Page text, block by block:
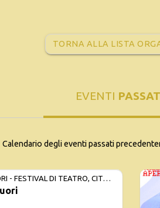
TORNA ALLA LISTA
EVENTI
Calendario degli eventi passati
- FESTIVAL DI TEATRO, CITTÀ